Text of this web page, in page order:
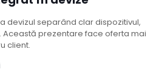
devizul separând clar dispozitivul,
prezentare face oferta mai
client.